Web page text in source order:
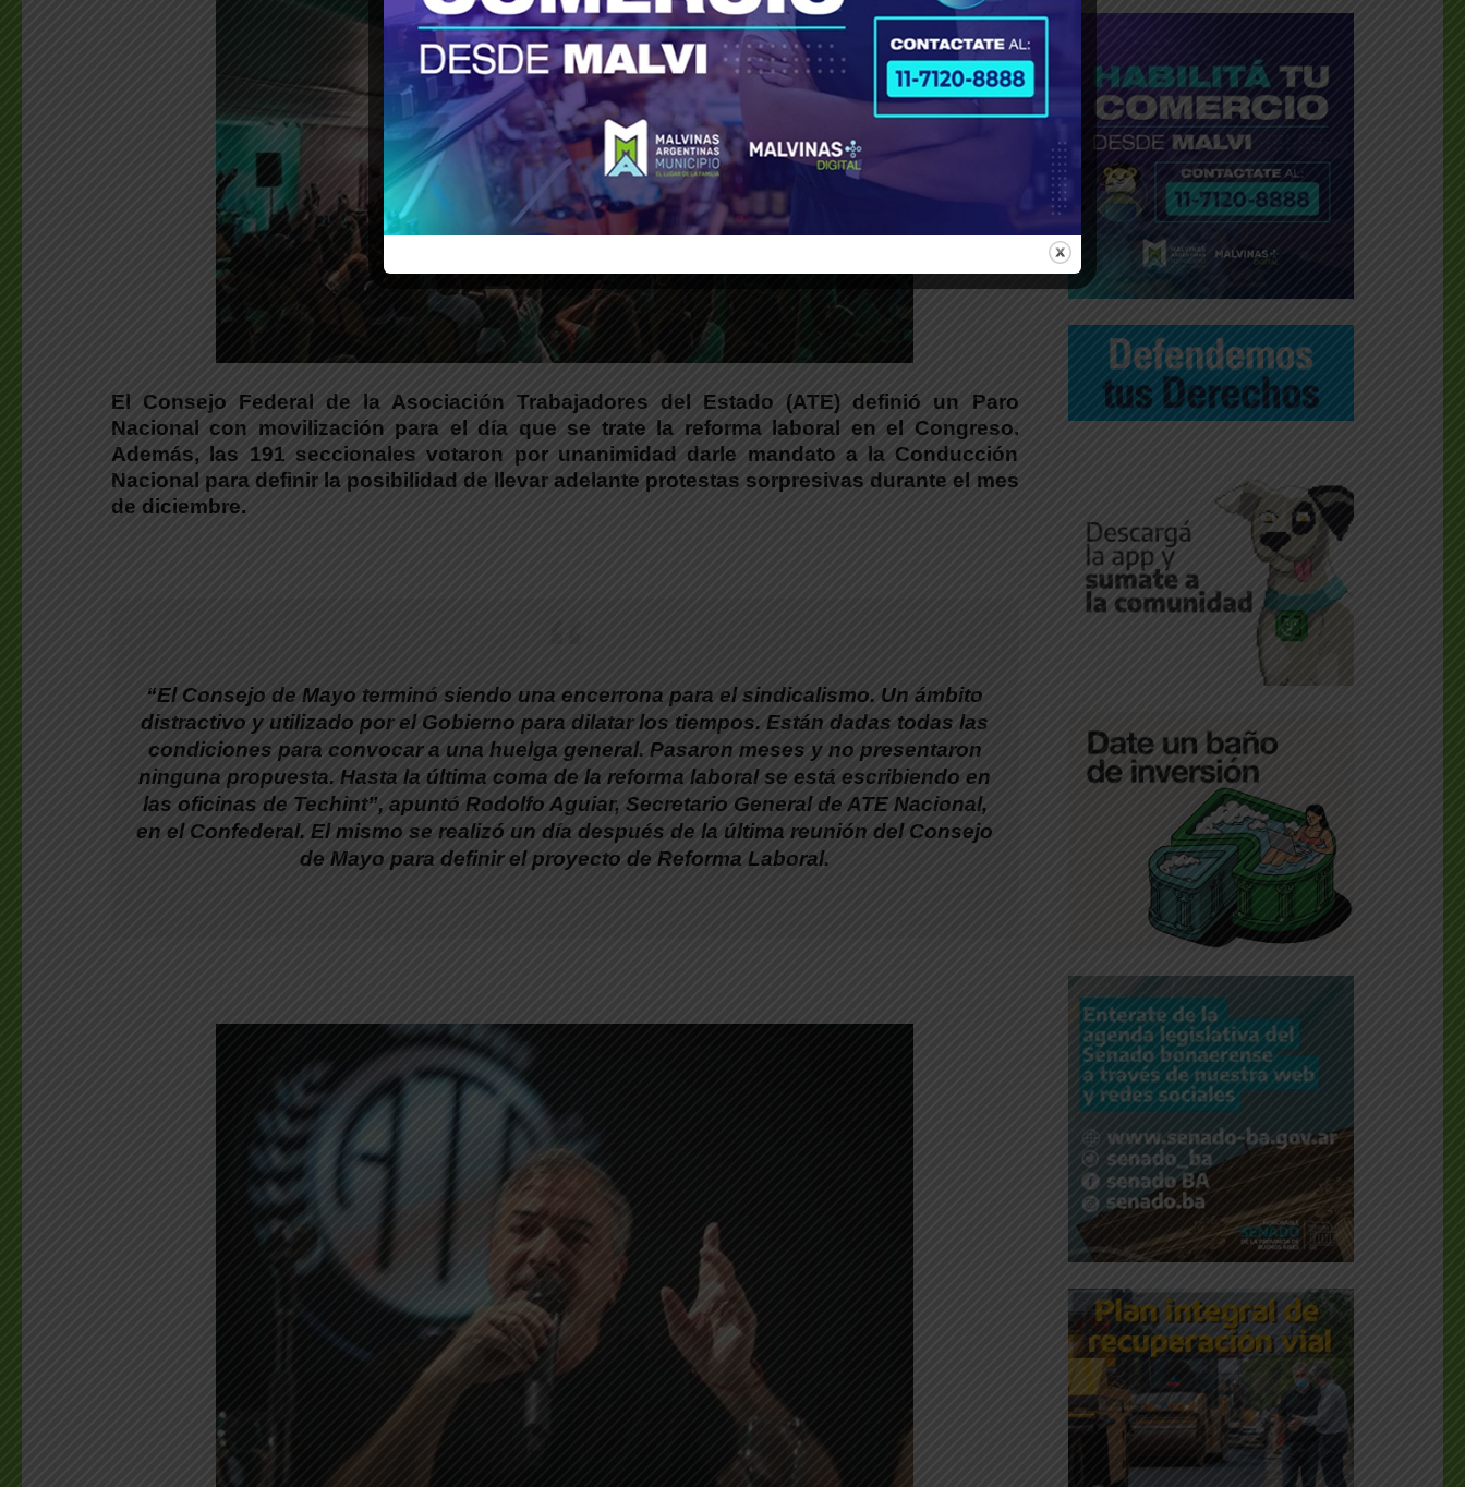
El Consejo Federal de la Asociación Trabajadores del Estado (ATE) definió un Paro
Nacional con movilización para el día que se trate la reforma laboral en el Congreso.
Además, las 191 seccionales votaron por unanimidad darle mandato a la Conducción
Nacional para definir la posibilidad de llevar adelante protestas sorpresivas durante el mes
de diciembre.
“El Consejo de Mayo terminó siendo una encerrona para el sindicalismo. Un ámbito
distractivo y utilizado por el Gobierno para dilatar los tiempos. Están dadas todas las
condiciones para convocar a una huelga general. Pasaron meses y no presentaron
ninguna propuesta. Hasta la última coma de la reforma laboral se está escribiendo en
las oficinas de Techint”, apuntó Rodolfo Aguiar, Secretario General de ATE Nacional,
en el Confederal. El mismo se realizó un día después de la última reunión del Consejo
de Mayo para definir el proyecto de Reforma Laboral.